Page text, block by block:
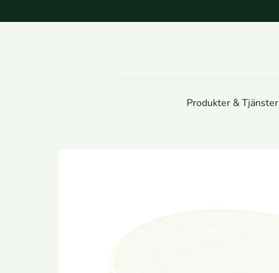
Produkter & Tjänster